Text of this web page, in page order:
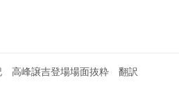
高峰譲吉登場場面抜粋 翻訳